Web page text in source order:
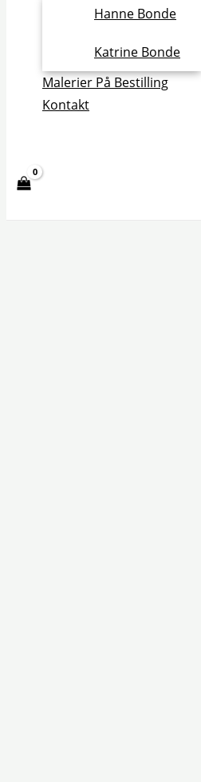
Hanne Bonde
Katrine Bonde
Malerier På Bestilling
Kontakt